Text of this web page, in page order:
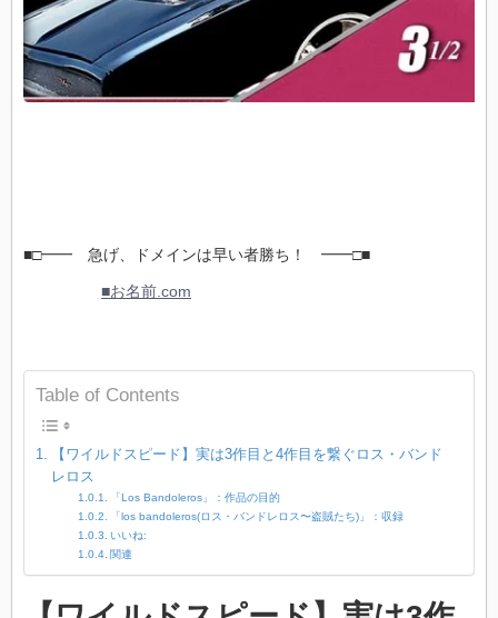
■□━━ 急げ、ドメインは早い者勝ち！ ━━□■
■お名前.com
Table of Contents
【ワイルドスピード】実は3作目と4作目を繋ぐロス・バンド
レロス
「Los Bandoleros」：作品の目的
「los bandoleros(ロス・バンドレロス〜盗賊たち)」：収録
いいね:
関連